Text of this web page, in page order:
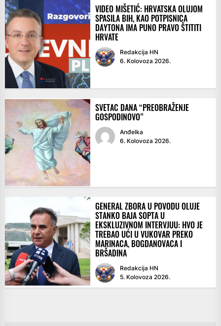
VIDEO MIŠETIĆ: HRVATSKA OLUJOM
SPASILA BIH, KAO POTPISNICA
DAYTONA IMA PUNO PRAVO ŠTITITI
HRVATE
Redakcija HN
6. Kolovoza 2026.
SVETAC DANA “PREOBRAŽENJE
GOSPODINOVO”
Anđelka
6. Kolovoza 2026.
GENERAL ZBORA U POVODU OLUJE
STANKO BAJA SOPTA U
EKSKLUZIVNOM INTERVJUU: HVO JE
TREBAO UĆI U VUKOVAR PREKO
MARINACA, BOGDANOVACA I
BRŠADINA
Redakcija HN
5. Kolovoza 2026.